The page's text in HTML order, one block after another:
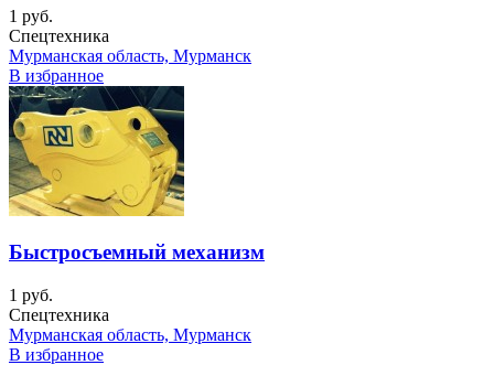
1 руб.
Спецтехника
Мурманская область, Мурманск
В избранное
Быстросъемный механизм
1 руб.
Спецтехника
Мурманская область, Мурманск
В избранное